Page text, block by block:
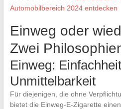
Automobilbereich 2024 entdecken
Einweg oder
Zwei
Einweg:
Unmittelbarkeit
Für diejenigen, die ohne
bietet die Einweg-E-Zigarette